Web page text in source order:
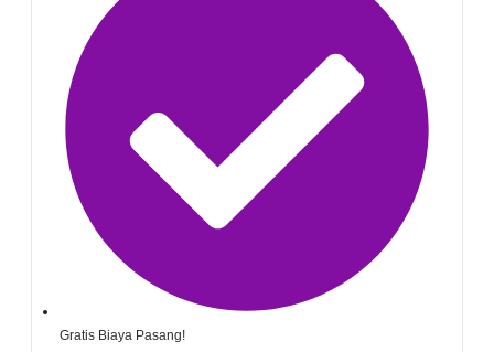
Gratis Biaya Pasang!